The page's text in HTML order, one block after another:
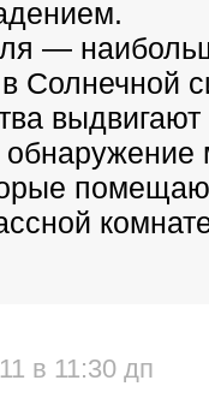
—
Солнечной
в 11:30 дп